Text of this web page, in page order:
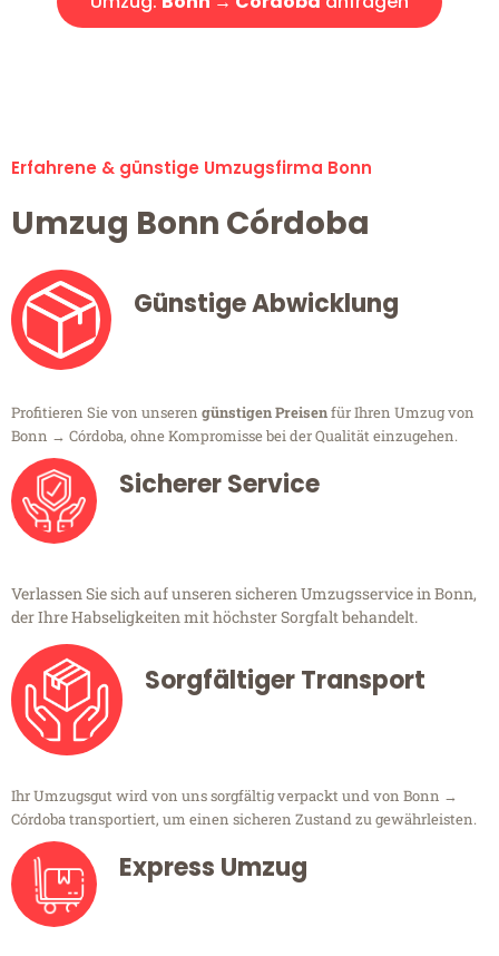
Erfahrene & günstige Umzugsfirma Bonn
Umzug Bonn Córdoba
Günstige Abwicklung
Profitieren Sie von unseren günstigen Preisenfür Ihren Umzug von
Bonn → Córdoba, ohne Kompromisse bei der Qualität einzugehen.
Sicherer Service
Verlassen Sie sich auf unseren sicheren Umzugsservice in Bonn,
der Ihre Habseligkeiten mit höchster Sorgfalt behandelt.
Sorgfältiger Transport
Ihr Umzugsgut wird von uns sorgfältig verpackt und von Bonn →
Córdoba transportiert, um einen sicheren Zustand zu gewährleisten.
Express Umzug